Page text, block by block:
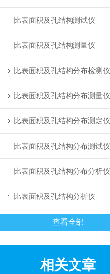
比表面积及孔结构测试仪
比表面积及孔结构测量仪
比表面积及孔结构分布检测仪
比表面积及孔结构分布测量仪
比表面积及孔结构分布测定仪
比表面积及孔结构分布测试仪
比表面积及孔结构分布分析仪
比表面积及孔结构分析仪
查看全部
相关文章